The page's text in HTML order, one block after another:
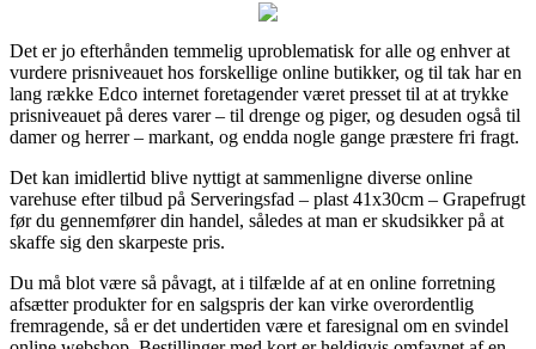
Det er jo efterhånden temmelig uproblematisk for alle og enhver at
vurdere prisniveauet hos forskellige online butikker, og til tak har en
lang række Edco internet foretagender været presset til at at trykke
prisniveauet på deres varer – til drenge og piger, og desuden også til
damer og herrer – markant, og endda nogle gange præstere fri fragt.
Det kan imidlertid blive nyttigt at sammenligne diverse online
varehuse efter tilbud på Serveringsfad – plast 41x30cm – Grapefrugt
før du gennemfører din handel, således at man er skudsikker på at
skaffe sig den skarpeste pris.
Du må blot være så påvagt, at i tilfælde af at en online forretning
afsætter produkter for en salgspris der kan virke overordentlig
fremragende, så er det undertiden være et faresignal om en svindel